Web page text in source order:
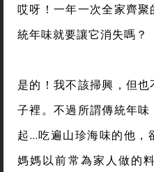
哎呀！一年一次全家齊
統年味就要讓它消失嗎？
是的！我不該掃興，但
子裡。不過所謂傳統年
起…吃遍山珍海味的他，
媽媽以前常為家人做的